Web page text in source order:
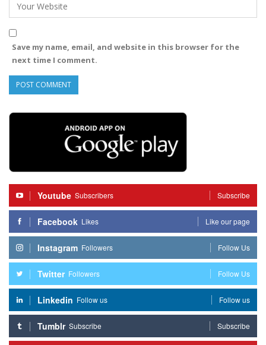
Save my name, email, and website in this browser for the
next time I comment.
Youtube Subscribers Subscribe
Facebook Likes Like our page
Instagram Followers Follow Us
Twitter Followers Follow Us
Linkedin Follow us Follow us
Tumblr Subscribe Subscribe